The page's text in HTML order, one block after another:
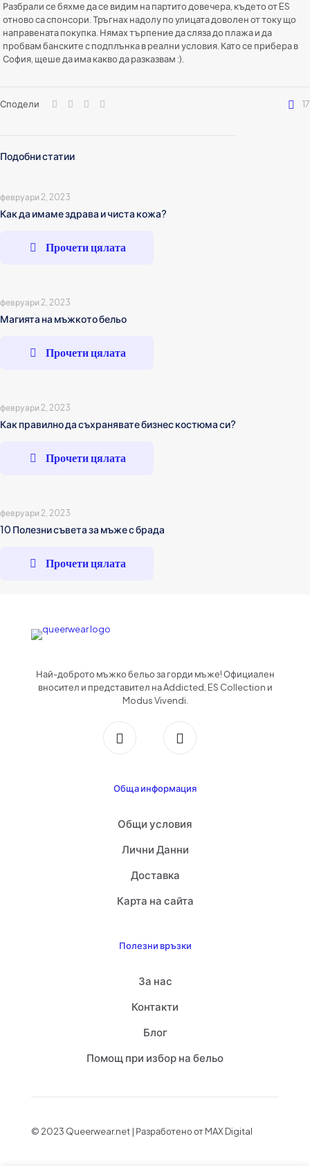
Разбрали се бяхме да се видим на партито довечера, където от ES
отново са спонсори. Тръгнах надолу по улицата доволен от току що
направената покупка. Нямах търпение да сляза до плажа и да
пробвам банските с подплънка в реални условия. Като се прибера в
София, щеше да има какво да разказвам :).
Сподели 17
Подобни статии
февруари 2, 2023
Как да имаме здрава и чиста кожа?
Прочети цялата
февруари 2, 2023
Магията на мъжкото бельо
Прочети цялата
февруари 2, 2023
Как правилно да съхранявате бизнес костюма си?
Прочети цялата
февруари 2, 2023
10 Полезни съвета за мъже с брада
Прочети цялата
Най-доброто мъжко бельо за горди мъже! Официален
вносител и представител на Addicted, ES Collection и
Modus Vivendi.
Обща информация
Общи условия
Лични Данни
Доставка
Карта на сайта
Полезни връзки
За нас
Контакти
Блог
Помощ при избор на бельо
© 2023 Queerwear.net | Разработено от MAX Digital